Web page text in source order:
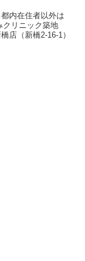
内在住者以外は
クリニック築地
店（新橋2-16-1）